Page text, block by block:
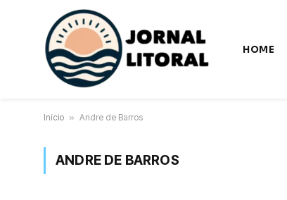
HOME
Início » Andre de Barros
ANDRE DE BARROS